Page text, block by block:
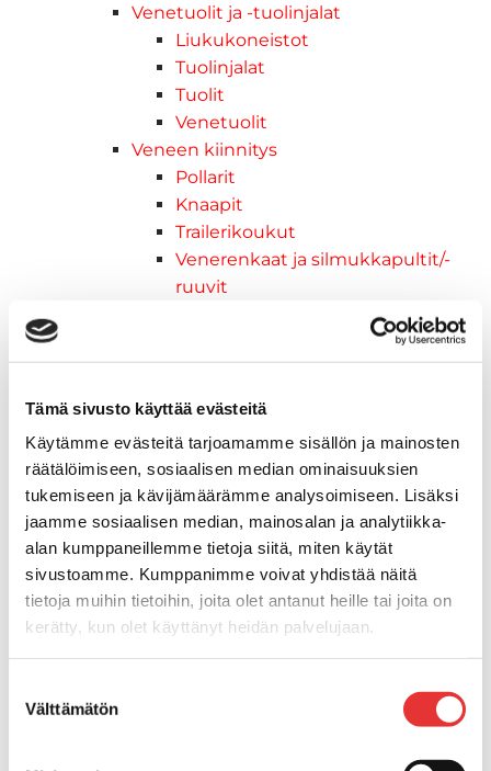
Tämä sivusto käyttää evästeitä
Käytämme evästeitä tarjoamamme sisällön ja mainosten
räätälöimiseen, sosiaalisen median ominaisuuksien
tukemiseen ja kävijämäärämme analysoimiseen. Lisäksi
jaamme sosiaalisen median, mainosalan ja analytiikka-
alan kumppaneillemme tietoja siitä, miten käytät
sivustoamme. Kumppanimme voivat yhdistää näitä
tietoja muihin tietoihin, joita olet antanut heille tai joita on
kerätty, kun olet käyttänyt heidän palvelujaan.
valinta
Välttämätön
Venetuolit ja -tuolinjalat
Liukukoneistot
Tuolinjalat
Tuolit
Venetuolit
Veneen kiinnitys
Pollarit
Knaapit
Trailerikoukut
Venerenkaat ja silmukkapultit/-
ruuvit
Jätevesi
Polttoaine
Kansiruuvikkeitten varaosat
Makea vesi
Keula- ja uimatasot
Uimatasot
Keulatasot
Hankaimet
Galvanoitu